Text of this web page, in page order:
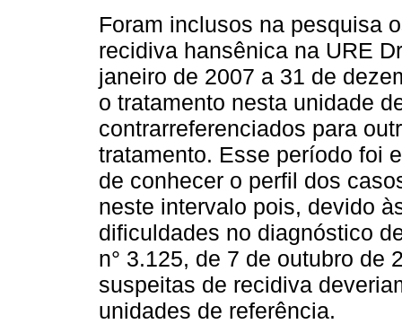
Foram inclusos na pesquisa
recidiva hansênica na URE
janeiro de 2007 a 31 de
o tratamento nesta unidade
contrarreferenciados para
tratamento. Esse período foi
de conhecer o perfil dos
neste intervalo pois, devido
dificuldades no diagnóstico
n° 3.125, de 7 de outubro de
suspeitas de recidiva
unidades de referência.